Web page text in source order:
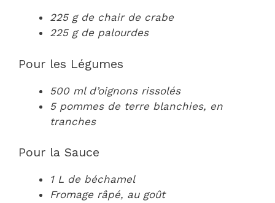
225 g de chair de crabe
225 g de palourdes
Pour les Légumes
500 ml d’oignons rissolés
5 pommes de terre blanchies, en
tranches
Pour la Sauce
1 L de béchamel
Fromage râpé, au goût